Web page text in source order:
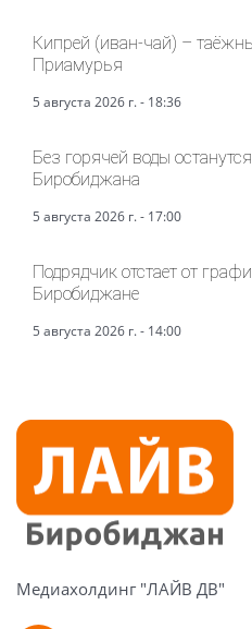
Кипрей (иван-чай) –
Приамурья
5 августа 2026 г. - 18:36
Без горячей воды
Биробиджана
5 августа 2026 г. - 17:00
Подрядчик отстает от
Биробиджане
5 августа 2026 г. - 14:00
Медиахолдинг "ЛАЙВ ДВ"